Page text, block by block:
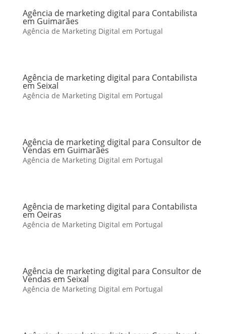
Agência de marketing digital para Contabilista
em Guimarães
Agência de Marketing Digital em Portugal
Agência de marketing digital para Contabilista
em Seixal
Agência de Marketing Digital em Portugal
Agência de marketing digital para Consultor de
Vendas em Guimarães
Agência de Marketing Digital em Portugal
Agência de marketing digital para Contabilista
em Oeiras
Agência de Marketing Digital em Portugal
Agência de marketing digital para Consultor de
Vendas em Seixal
Agência de Marketing Digital em Portugal